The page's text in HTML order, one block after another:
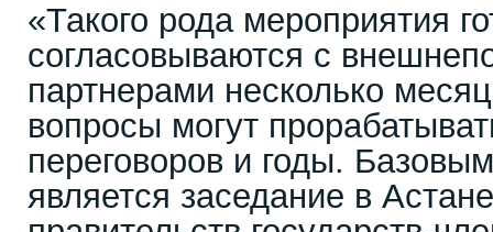
«Такого рода мероприятия
согласовываются с
партнерами несколько
вопросы могут
переговоров и годы.
является заседание в